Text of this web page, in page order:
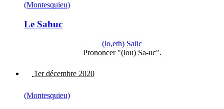
(Montesquieu)
Le Sahuc
(lo,eth) Saüc
Prononcer "(lou) Sa-uc".
1er décembre 2020
(Montesquieu)